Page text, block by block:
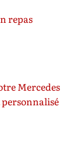
repas
Mercedes
personnalisé